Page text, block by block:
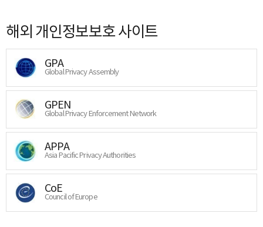
해외 개인정보보호 사이트
GPA
Global Privacy Assembly
GPEN
Global Privacy Enforcement Network
APPA
Asia Pacific Privacy Authorities
CoE
Council of Europe